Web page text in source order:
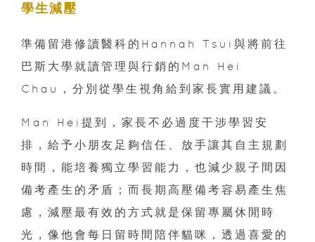
學生減壓
準備留港修讀醫科的Hannah Tsui與將前往
巴斯大學就讀管理與行銷的Man Hei
Chau，分別從學生視角給到家長實用建議。
Man Hei提到，家長不必過度干涉學習安
排，給予小朋友足夠信任、放手讓其自主規劃
時間，能培養獨立學習能力，也減少親子間因
備考產生的矛盾；而長期高壓備考容易產生焦
慮，減壓最有效的方式就是保留專屬休閒時
光，像他會每日留時間陪伴貓咪，透過喜愛的